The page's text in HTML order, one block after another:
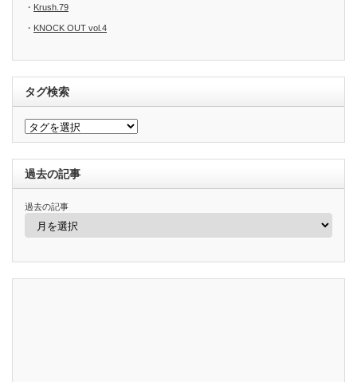
・ Krush.79
・ KNOCK OUT vol.4
タグ検索
過去の記事
過去の記事